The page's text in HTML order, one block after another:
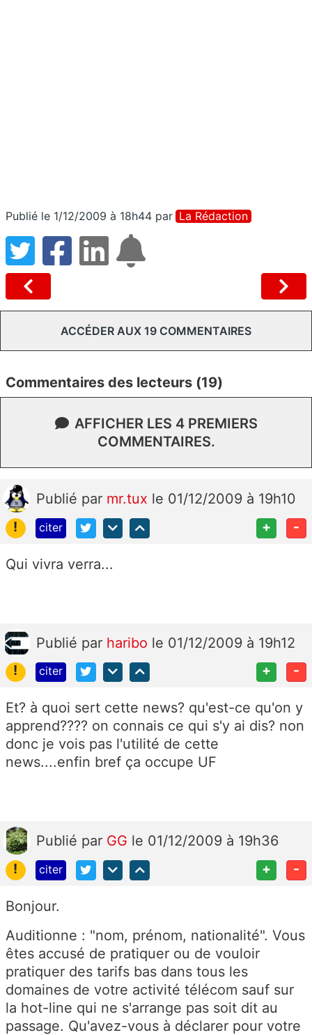
Publié le 1/12/2009 à 18h44 par La Rédaction
ACCÉDER AUX 19 COMMENTAIRES
Commentaires des lecteurs (19)
AFFICHER LES 4 PREMIERS
COMMENTAIRES.
Publié par mr.tux le 01/12/2009 à 19h10
!
citer + -
Qui vivra verra...
Publié par haribo le 01/12/2009 à 19h12
!
citer + -
Et? à quoi sert cette news? qu'est-ce qu'on y
apprend???? on connais ce qui s'y ai dis? non
donc je vois pas l'utilité de cette
news....enfin bref ça occupe UF
Publié par GG le 01/12/2009 à 19h36
!
citer + -
Bonjour.
Auditionne : "nom, prénom, nationalité". Vous
êtes accusé de pratiquer ou de vouloir
pratiquer des tarifs bas dans tous les
domaines de votre activité télécom sauf sur
la hot-line qui ne s'arrange pas soit dit au
passage. Qu'avez-vous à déclarer pour votre